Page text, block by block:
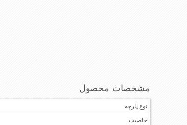
مشخصات محصول
نوع پارچه
خاصیت